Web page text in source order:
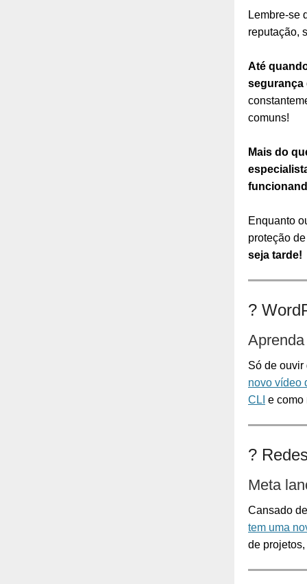
Lembre-se
reputação,
Até
segurança
comuns!
Mais do
Enquanto
proteção
seja tarde!
?️
Só de ouvir
novo vídeo
CLI e como
?
Meta
​Cansado
tem uma
de